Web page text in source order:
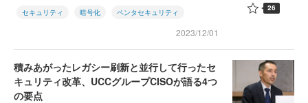
セキュリティ 暗号化 ペンタセキュリティ
2023/12/01
26
積みあがったレガシー刷新と並行して行ったセ
キュリティ改革、UCCグループCISOが語る4つ
の要点